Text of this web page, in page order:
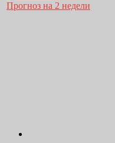
Прогноз на 2 недели